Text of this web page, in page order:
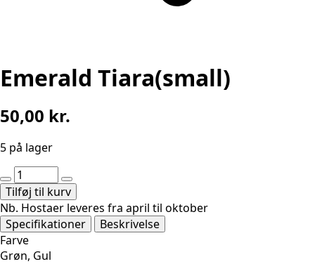
Emerald Tiara(small)
50,00 kr.
5 på lager
Emerald
Tiara(small)
antal
Tilføj til kurv
Nb. Hostaer leveres fra april til oktober
Specifikationer
Beskrivelse
Farve
Grøn, Gul